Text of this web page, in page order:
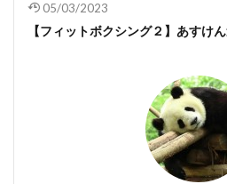
05/03/2023
【フィットボクシング２】あすけ